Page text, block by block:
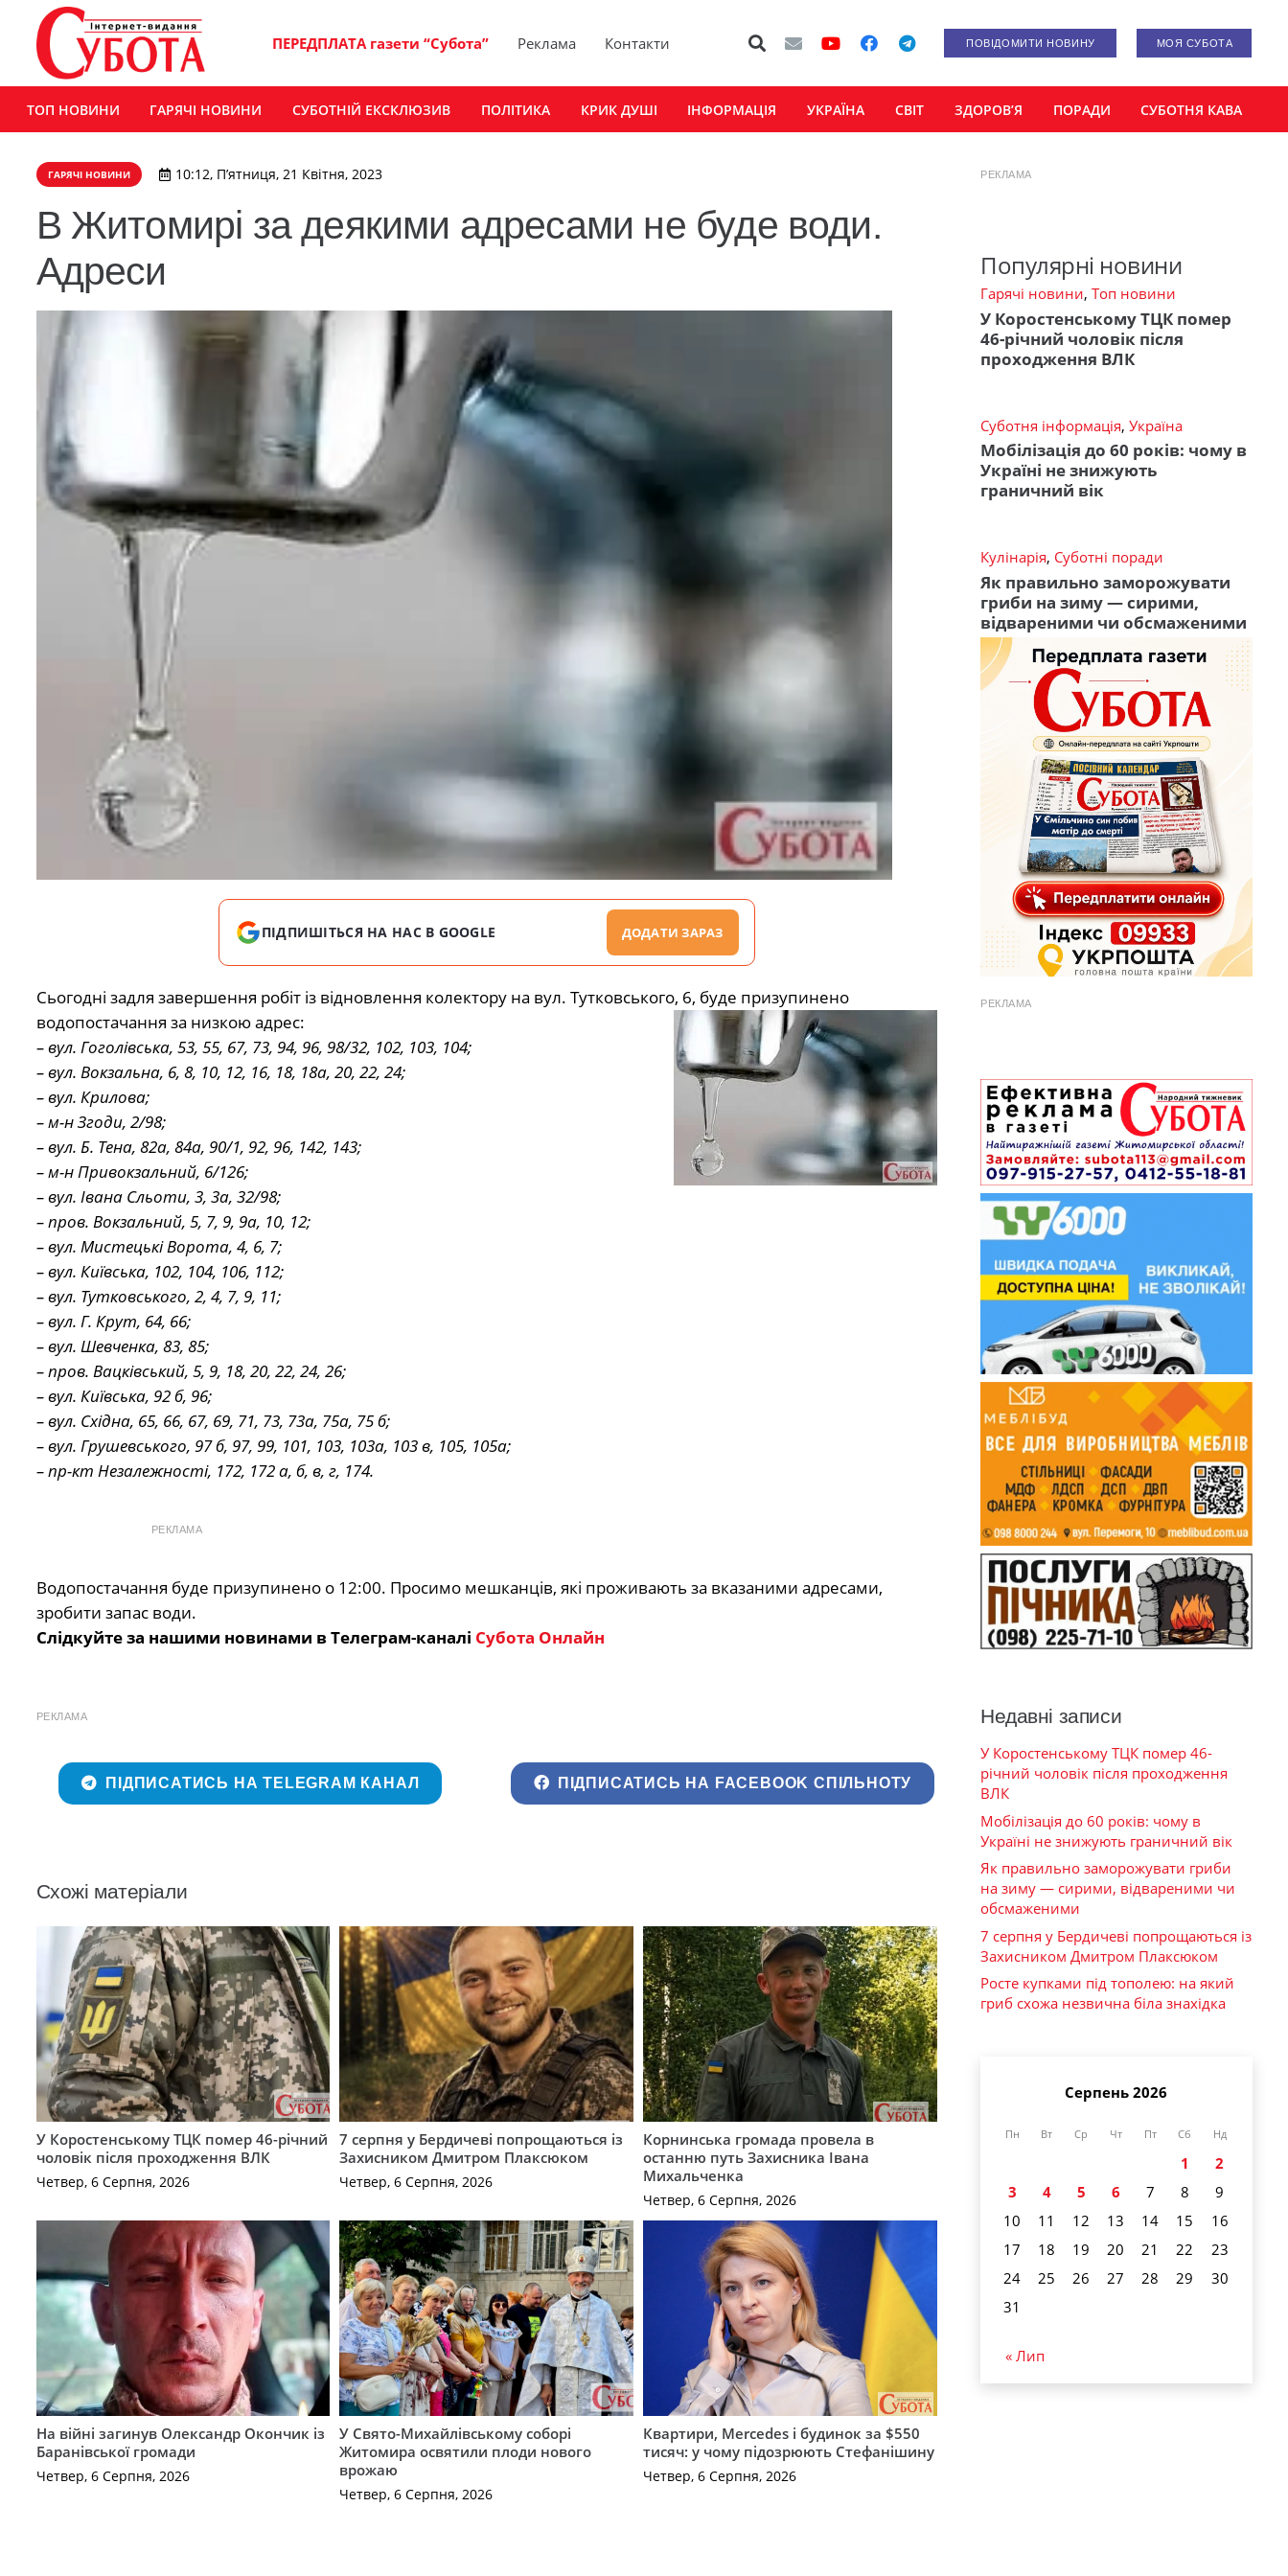
ПЕРЕДПЛАТА газети “Субота” Реклама Контакти ПОВІДОМИТИ НОВИНУ МОЯ СУБОТА
ТОП НОВИНИ ГАРЯЧІ НОВИНИ СУБОТНІЙ ЕКСКЛЮЗИВ ПОЛІТИКА КРИК ДУШІ ІНФОРМАЦІЯ УКРАЇНА СВІТ ЗДОРОВ’Я ПОРАДИ СУБОТНЯ КАВА
ГАРЯЧІ НОВИНИ 10:12, П’ятниця, 21 Квітня, 2023
В Житомирі за деякими адресами не буде води.
Адреси
ПІДПИШІТЬСЯ НА НАС В GOOGLE ДОДАТИ ЗАРАЗ
Сьогодні задля завершення робіт із відновлення колектору на вул. Тутковського, 6, буде призупинено
водопостачання за низкою адрес:
– вул. Гоголівська, 53, 55, 67, 73, 94, 96, 98/32, 102, 103, 104;
– вул. Вокзальна, 6, 8, 10, 12, 16, 18, 18а, 20, 22, 24;
– вул. Крилова;
– м-н Згоди, 2/98;
– вул. Б. Тена, 82а, 84а, 90/1, 92, 96, 142, 143;
– м-н Привокзальний, 6/126;
– вул. Івана Сльоти, 3, 3а, 32/98;
– пров. Вокзальний, 5, 7, 9, 9а, 10, 12;
– вул. Мистецькі Ворота, 4, 6, 7;
– вул. Київська, 102, 104, 106, 112;
– вул. Тутковського, 2, 4, 7, 9, 11;
– вул. Г. Крут, 64, 66;
– вул. Шевченка, 83, 85;
– пров. Вацківський, 5, 9, 18, 20, 22, 24, 26;
– вул. Київська, 92 б, 96;
– вул. Східна, 65, 66, 67, 69, 71, 73, 73а, 75а, 75 б;
– вул. Грушевського, 97 б, 97, 99, 101, 103, 103а, 103 в, 105, 105а;
– пр-кт Незалежності, 172, 172 а, б, в, г, 174.
РЕКЛАМА
Водопостачання буде призупинено о 12:00. Просимо мешканців, які проживають за вказаними адресами,
зробити запас води.
Слідкуйте за нашими новинами в Телеграм-каналі Субота Онлайн
РЕКЛАМА
ПІДПИСАТИСЬ НА TELEGRAM КАНАЛ ПІДПИСАТИСЬ НА FACEBOOK СПІЛЬНОТУ
Схожі матеріали
У Коростенському ТЦК помер 46-річний
чоловік після проходження ВЛК
Четвер, 6 Серпня, 2026
7 серпня у Бердичеві попрощаються із
Захисником Дмитром Плаксюком
Четвер, 6 Серпня, 2026
Корнинська громада провела в
останню путь Захисника Івана
Михальченка
Четвер, 6 Серпня, 2026
На війні загинув Олександр Окончик із
Баранівської громади
Четвер, 6 Серпня, 2026
У Свято-Михайлівському соборі
Житомира освятили плоди нового
врожаю
Четвер, 6 Серпня, 2026
Квартири, Mercedes і будинок за $550
тисяч: у чому підозрюють Стефанішину
Четвер, 6 Серпня, 2026
РЕКЛАМА
Популярні новини
Гарячі новини, Топ новини
У Коростенському ТЦК помер
46-річний чоловік після
проходження ВЛК
Суботня інформація, Україна
Мобілізація до 60 років: чому в
Україні не знижують
граничний вік
Кулінарія, Суботні поради
Як правильно заморожувати
гриби на зиму — сирими,
відвареними чи обсмаженими
РЕКЛАМА
Недавні записи
У Коростенському ТЦК помер 46-
річний чоловік після проходження
ВЛК
Мобілізація до 60 років: чому в
Україні не знижують граничний вік
Як правильно заморожувати гриби
на зиму — сирими, відвареними чи
обсмаженими
7 серпня у Бердичеві попрощаються із
Захисником Дмитром Плаксюком
Росте купками під тополею: на який
гриб схожа незвична біла знахідка
Серпень 2026
Пн Вт Ср Чт Пт Сб Нд
1
2
3
4 5 6 7 8
9
10
11 12 13 14 15
16
17
18 19 20 21 22
23
24
25 26 27 28 29
30
31
« Лип